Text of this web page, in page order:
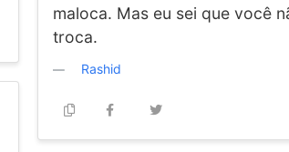
maloca. Mas eu sei que você
troca.
Rashid